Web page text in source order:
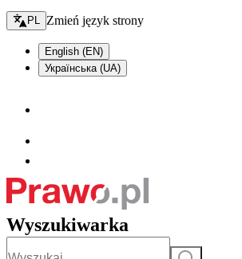
Zmień język - bieżący:
PL Zmień język strony
English (EN)
Українська (UA)
Wyszukiwarka
Szukaj